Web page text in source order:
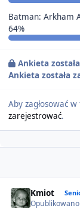
Batman: Arkham
64%
Ankieta
Ankieta została
Aby zagłosować
zarejestrować.
Kmiot